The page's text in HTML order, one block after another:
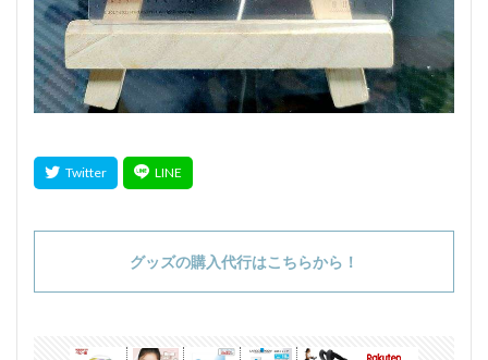
グッズの購入代行はこちらから！